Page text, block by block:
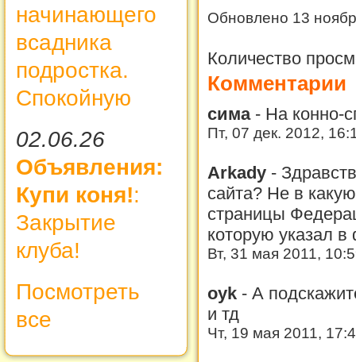
начинающего
всадника
подростка.
Спокойную
02.06.26
Объявления:
Купи коня!:
Закрытие
клуба!
Посмотреть
все
Обновлено 13
Количество
Комментарии
сима - На конно-
Пт, 07 дек. 2012,
Arkady -
сайта? Не в
страницы
которую указал
Вт, 31 мая 2011,
oyk - А
и тд
Чт, 19 мая 2011,